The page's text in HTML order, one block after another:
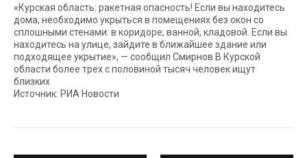
«Курская область: ракетная опасность! Если вы находитесь
дома, необходимо укрыться в помещениях без окон со
сплошными стенами: в коридоре, ванной, кладовой. Если вы
находитесь на улице, зайдите в ближайшее здание или
подходящее укрытие», — сообщил Смирнов.В Курской
области более трех с половиной тысяч человек ищут
близких
Источник: РИА Новости